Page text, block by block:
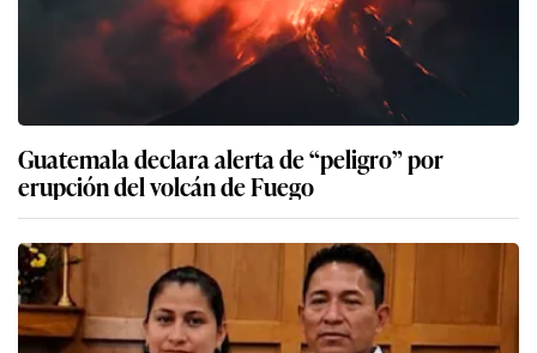
Guatemala declara alerta de “peligro” por
erupción del volcán de Fuego